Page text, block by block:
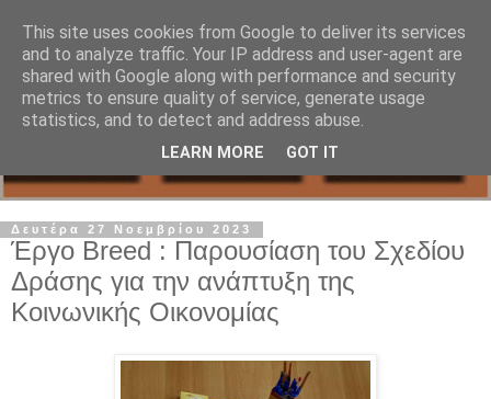
Δευτέρα 27 Νοεμβρίου 2023
Έργο Breed : Παρουσίαση του Σχεδίου
Δράσης για την ανάπτυξη της
Κοινωνικής Οικονομίας
This site uses cookies from Google to deliver its services
and to analyze traffic. Your IP address and user-agent are
shared with Google along with performance and security
metrics to ensure quality of service, generate usage
statistics, and to detect and address abuse.
LEARN MORE GOT IT